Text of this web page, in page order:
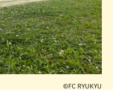
©︎FC RYUKYU